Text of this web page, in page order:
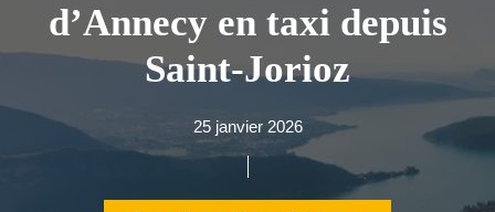
d’Annecy en taxi depuis
Saint-Jorioz
25 janvier 2026